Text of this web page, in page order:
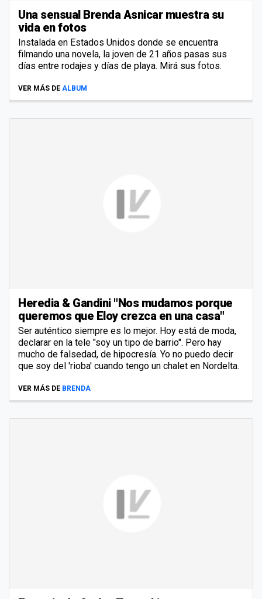
Una sensual Brenda Asnicar muestra su
vida en fotos
Instalada en Estados Unidos donde se encuentra
filmando una novela, la joven de 21 años pasas sus
días entre rodajes y días de playa. Mirá sus fotos.
VER MÁS DE ALBUM
Heredia & Gandini "Nos mudamos porque
queremos que Eloy crezca en una casa"
Ser auténtico siempre es lo mejor. Hoy está de moda,
declarar en la tele "soy un tipo de barrio". Pero hay
mucho de falsedad, de hipocresía. Yo no puedo decir
que soy del 'rioba' cuando tengo un chalet en Nordelta.
VER MÁS DE BRENDA